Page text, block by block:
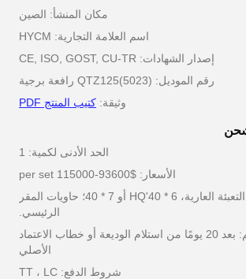
مكان المنشأ: الصين
اسم العلامة التجارية: HYCM
إصدار الشهادات: CE, ISO, GOST, CU-TR
رقم الموديل: QTZ125(5023) رافعة برجية
وثيقة: كتيب المنتج PDF
الحد الأدنى لكمية: 1
الأسعار: $93600-115000 per set
تفاصيل التغليف: التعبئة العارية، 6 * 40'HQ أو 7 * 40؛ حاويات المقر
الرئيسي.
وقت التسليم: بعد 20 يومًا من استلام الوديعة أو خطاب الاعتماد
الأصلي
شروط الدفع: TT ، LC